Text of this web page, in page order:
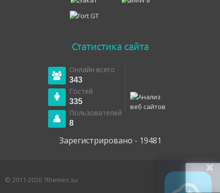
Статистика сайта
Онлайн всего
343
Гостей
335
Пользователей
8
Зарегистрировано - 19481
© 2011-2026 7themes.su
Wallscloud
50 000+ обоев для Android